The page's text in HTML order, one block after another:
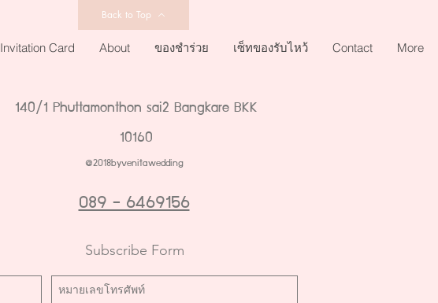
Back to Top
Invitation Card About ของชำร่วย เซ็ทของรับไหว้ Contact More
140/1 Phuttamonthon sai2 Bangkare BKK
10160
@2018byvenitawedding
089 - 6469156
Subscribe Form